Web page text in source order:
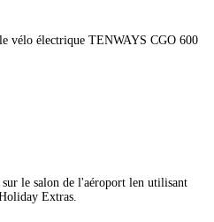
vélo électrique TENWAYS CGO 600
le salon de l'aéroport len utilisant
Extras.